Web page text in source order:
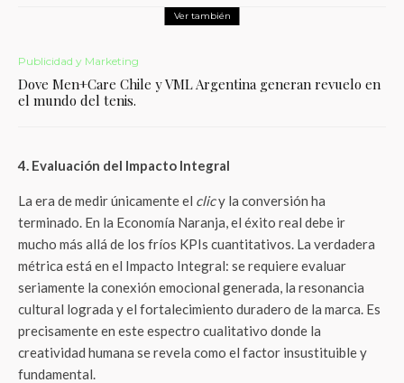
Ver también
Publicidad y Marketing
Dove Men+Care Chile y VML Argentina generan revuelo en
el mundo del tenis.
4. Evaluación del Impacto Integral
La era de medir únicamente el clicy la conversión ha
terminado. En la Economía Naranja, el éxito real debe ir
mucho más allá de los fríos KPIs cuantitativos. La verdadera
métrica está en el Impacto Integral: se requiere evaluar
seriamente la conexión emocional generada, la resonancia
cultural lograda y el fortalecimiento duradero de la marca. Es
precisamente en este espectro cualitativo donde la
creatividad humana se revela como el factor insustituible y
fundamental.